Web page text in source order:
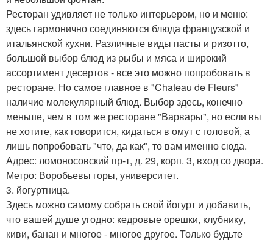
Ресторан удивляет не только интерьером, но и меню:
здесь гармонично соединяются блюда французской и
итальянской кухни. Различные виды пасты и ризотто,
большой выбор блюд из рыбы и мяса и широкий
ассортимент десертов - все это можно попробовать в
ресторане. Но самое главное в "Chateau de Fleurs"
наличие молекулярный блюд. Выбор здесь, конечно
меньше, чем в том же ресторане "Варвары", но если вы
не хотите, как говорится, кидаться в омут с головой, а
лишь попробовать "что, да как", то вам именно сюда.
Адрес: ломоносовский пр-т, д. 29, корп. 3, вход со двора.
Метро: Воробьевы горы, университет.
3. йогуртница.
Здесь можно самому собрать свой йогурт и добавить,
что вашей душе угодно: кедровые орешки, клубнику,
киви, банан и многое - многое другое. Только будьте